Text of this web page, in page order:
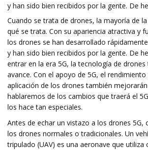
y han sido bien recibidos por la gente. De
Cuando se trata de drones, la mayoría de
qué se trata. Con su apariencia atractiva y
los drones se han desarrollado
y han sido bien recibidos por la gente. De
entrar en la era 5G, la tecnología de
avance. Con el apoyo de 5G, el
aplicación de los drones también
hablaremos de los cambios que traerá el
los hace tan especiales.
Antes de echar un vistazo a los drones 5G,
los drones normales o tradicionales. Un
tripulado (UAV) es una aeronave que